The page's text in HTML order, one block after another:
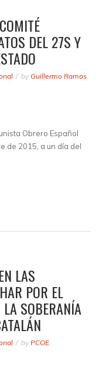
DEL 27S Y
by Guillermo Ramos
Obrero Español
de 2015, a un día del
LAS
POR EL
SOBERANÍA
by PCOE